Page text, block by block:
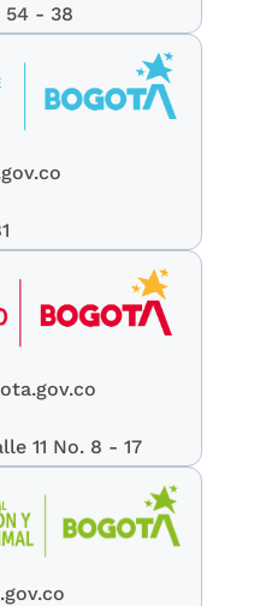
54 - 38
11 No. 8 - 17